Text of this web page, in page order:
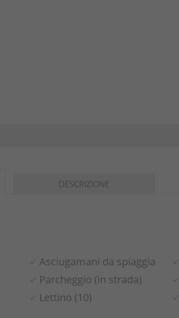
DESCRIZIONE
Asciugamani da spiaggia
Parcheggio (in strada)
Lettino (10)